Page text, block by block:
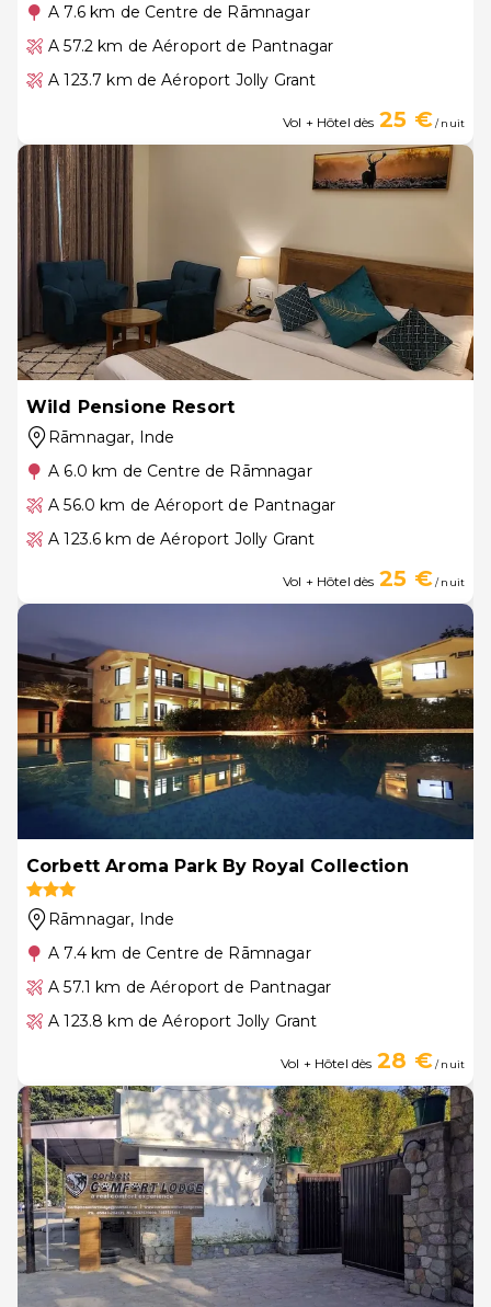
A 7.6 km de Centre de Rāmnagar
A 57.2 km de Aéroport de Pantnagar
A 123.7 km de Aéroport Jolly Grant
Vol + Hôtel dès 25 €/ nuit
Wild Pensione Resort
Rāmnagar, Inde
A 6.0 km de Centre de Rāmnagar
A 56.0 km de Aéroport de Pantnagar
A 123.6 km de Aéroport Jolly Grant
Vol + Hôtel dès 25 €/ nuit
Corbett Aroma Park By Royal Collection
Rāmnagar, Inde
A 7.4 km de Centre de Rāmnagar
A 57.1 km de Aéroport de Pantnagar
A 123.8 km de Aéroport Jolly Grant
Vol + Hôtel dès 28 €/ nuit